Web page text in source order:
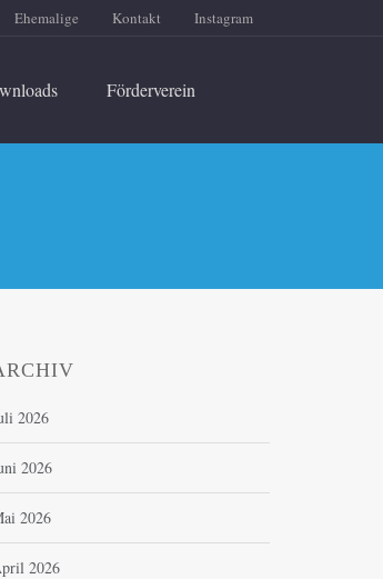
Ehemalige Kontakt Instagram
Förderverein
2026
2026
2026
2026